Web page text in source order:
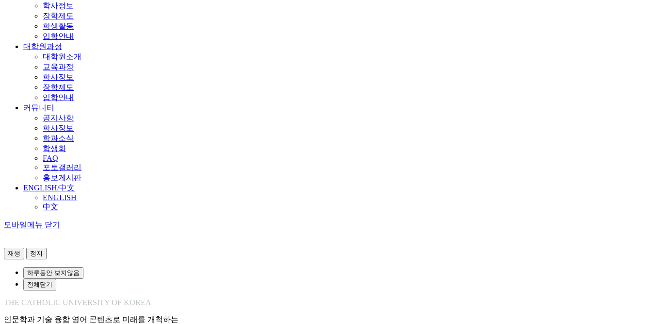
학사정보
장학제도
학생활동
입학안내
대학원과정
대학원소개
교육과정
학사정보
장학제도
입학안내
커뮤니티
공지사항
학사정보
학과소식
학생회
FAQ
포토갤러리
홍보게시판
ENGLISH/中文
ENGLISH
中文
모바일메뉴 닫기
재생 정지
하루동안 보지않음
전체닫기
THE CATHOLIC UNIVERSITY OF KOREA
인문학과 기술 융합 영어 콘텐츠로 미래를 개척하는